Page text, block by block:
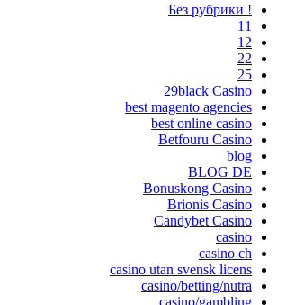
! Без рубрики
11
12
22
25
29black Casino
best magento agencies
best online casino
Betfouru Casino
blog
BLOG DE
Bonuskong Casino
Brionis Casino
Candybet Casino
casino
casino ch
casino utan svensk licens
casino/betting/nutra
casino/gambling